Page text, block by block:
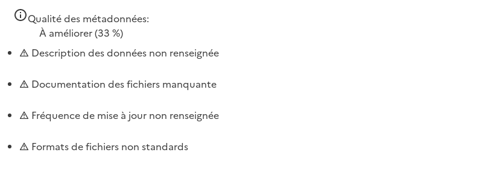
Qualité des métadonnées:
À améliorer(33 %)
Description des données non renseignée
Documentation des fichiers manquante
Fréquence de mise à jour non renseignée
Formats de fichiers non standards